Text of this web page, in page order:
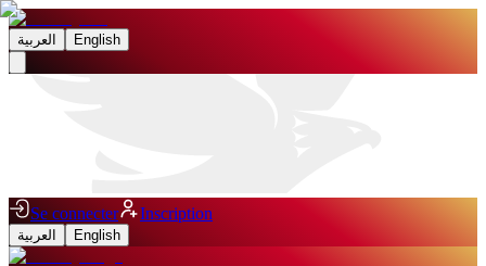
العربية English
Se connecter Inscription
العربية English